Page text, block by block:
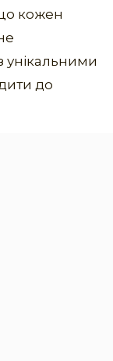
кожен
унікальними
до